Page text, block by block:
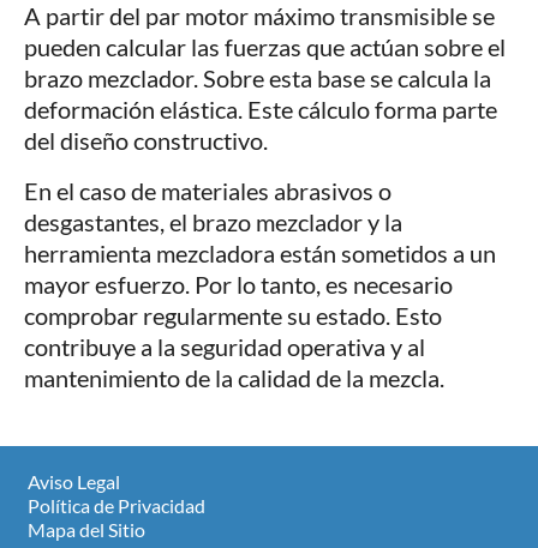
A partir del par motor máximo transmisible se
pueden calcular las fuerzas que actúan sobre el
brazo mezclador. Sobre esta base se calcula la
deformación elástica. Este cálculo forma parte
del diseño constructivo.
En el caso de materiales abrasivos o
desgastantes, el brazo mezclador y la
herramienta mezcladora están sometidos a un
mayor esfuerzo. Por lo tanto, es necesario
comprobar regularmente su estado. Esto
contribuye a la seguridad operativa y al
mantenimiento de la calidad de la mezcla.
Aviso Legal
Política de Privacidad
Mapa del Sitio